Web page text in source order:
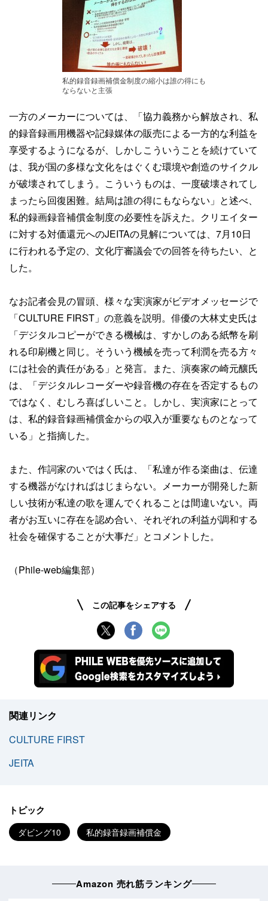
私的録音録画補償金制度の縮小は誰の得にも
ならないと主張
一方のメーカーについては、「協力義務から解放され、私
的録音録画用機器や記録媒体の販売による一方的な利益を
享受するようになるが、しかしこういうことを続けていて
は、我が国の多様な文化をはぐくむ環境や創造のサイクル
が破壊されてしまう。こういうものは、一度破壊されてし
まったら回復困難。結局は誰の得にもならない」と述べ、
私的録画録音補償金制度の必要性を訴えた。クリエイター
に対する対価還元へのJEITAの見解については、7月10日
に行われる予定の、文化庁審議会での回答を待ちたい、と
した。
なお記者会見の冒頭、様々な実演家がビデオメッセージで
「CULTURE FIRST」の意義を説明。俳優の大林丈史氏は
「デジタルコピーができる機械は、すかしのある紙幣を刷
れる印刷機と同じ。そういう機械を売って利潤を売る方々
には社会的責任がある」と発言。また、演奏家の崎元釀氏
は、「デジタルレコーダーや録音機の存在を否定するもの
ではなく、むしろ喜ばしいこと。しかし、実演家にとって
は、私的録音録画補償金からの収入が重要なものとなって
いる」と指摘した。
また、作詞家のいではく氏は、「私達が作る楽曲は、伝達
する機器がなければはじまらない。メーカーが開発した新
しい技術が私達の歌を運んでくれることは間違いない。両
者がお互いに存在を認め合い、それぞれの利益が調和する
社会を確保することが大事だ」とコメントした。
（Phile-web編集部）
この記事をシェアする
関連リンク
CULTURE FIRST
JEITA
トピック
ダビング10 私的録音録画補償金